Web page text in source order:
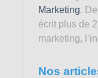
Marketing.
écrit plus de
marketing,
Nos